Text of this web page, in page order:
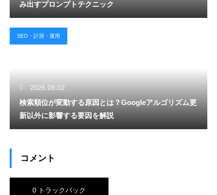
み出すプロンプトテクニック
SEO・計測・運用
2026.08.02
検索順位が変動する原因とは？Googleアルゴリズム更
新以外に影響する要因を解説
コメント
0 トラックバック